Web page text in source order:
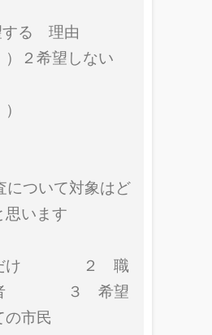
る 理由
希望しない
）
について対象はど
思います
だけ ２ 職
者 ３ 希望
の市民